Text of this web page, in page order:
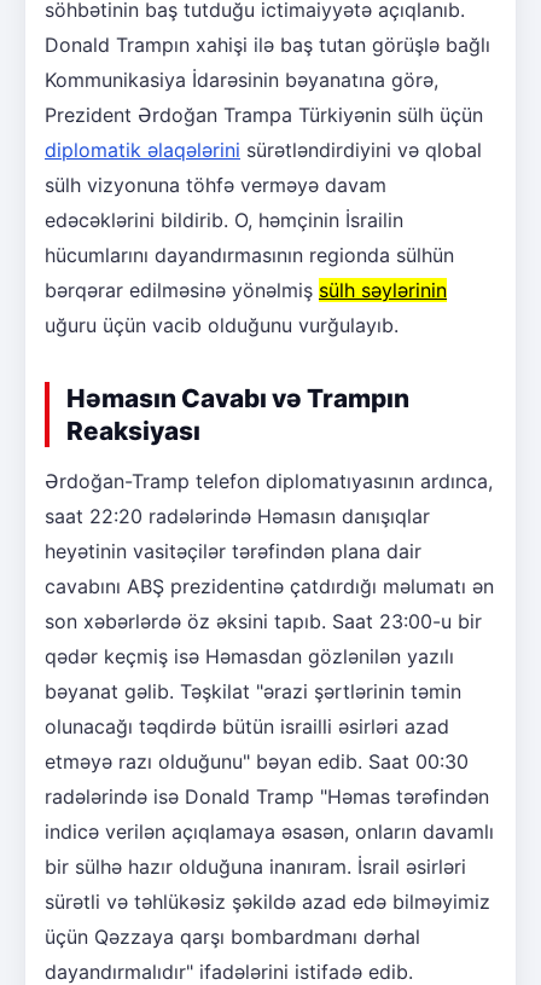
söhbətinin baş tutduğu ictimaiyyətə açıqlanıb.
Donald Trampın xahişi ilə baş tutan görüşlə bağlı
Kommunikasiya İdarəsinin bəyanatına görə,
Prezident Ərdoğan Trampa Türkiyənin sülh üçün
diplomatik əlaqələrini sürətləndirdiyini və qlobal
sülh vizyonuna töhfə verməyə davam
edəcəklərini bildirib. O, həmçinin İsrailin
hücumlarını dayandırmasının regionda sülhün
bərqərar edilməsinə yönəlmiş sülh səylərinin
uğuru üçün vacib olduğunu vurğulayıb.
Həmasın Cavabı və Trampın
Reaksiyası
Ərdoğan-Tramp telefon diplomatıyasının ardınca,
saat 22:20 radələrində Həmasın danışıqlar
heyətinin vasitəçilər tərəfindən plana dair
cavabını ABŞ prezidentinə çatdırdığı məlumatı ən
son xəbərlərdə öz əksini tapıb. Saat 23:00-u bir
qədər keçmiş isə Həmasdan gözlənilən yazılı
bəyanat gəlib. Təşkilat "ərazi şərtlərinin təmin
olunacağı təqdirdə bütün israilli əsirləri azad
etməyə razı olduğunu" bəyan edib. Saat 00:30
radələrində isə Donald Tramp "Həmas tərəfindən
indicə verilən açıqlamaya əsasən, onların davamlı
bir sülhə hazır olduğuna inanıram. İsrail əsirləri
sürətli və təhlükəsiz şəkildə azad edə bilməyimiz
üçün Qəzzaya qarşı bombardmanı dərhal
dayandırmalıdır" ifadələrini istifadə edib.